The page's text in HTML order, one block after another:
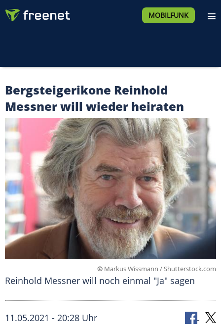
MOBILFUNK
Bergsteigerikone Reinhold
Messner will wieder heiraten
© Markus Wissmann / Shutterstock.com
Reinhold Messner will noch einmal "Ja" sagen
11.05.2021 - 20:28 Uhr